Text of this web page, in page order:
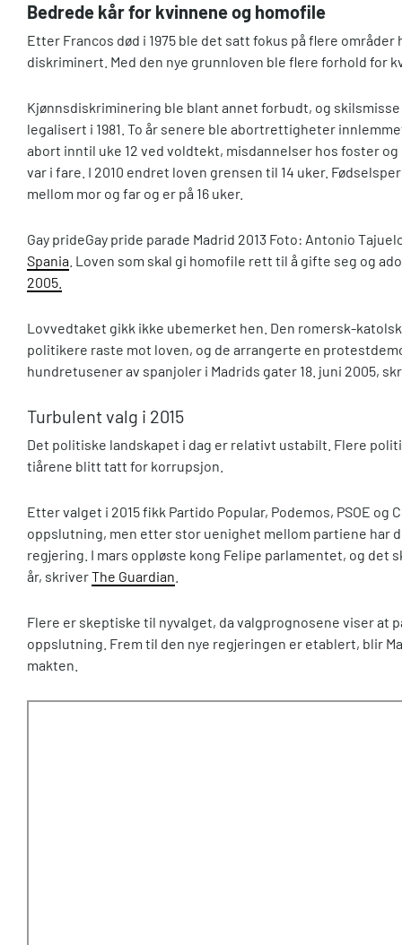
Bedrede kår for kvinnene og homofile
Etter Francos død i 1975 ble det satt fokus på flere
diskriminert. Med den nye grunnloven ble flere forhold for
Kjønnsdiskriminering ble blant annet forbudt, og
legalisert i 1981. To år senere ble abortrettigheter
abort inntil uke 12 ved voldtekt, misdannelser hos foster
var i fare. I 2010 endret loven grensen til 14 uker.
mellom mor og far og er på 16 uker.
Gay prideGay pride parade Madrid 2013 Foto: Antonio
Spania . Loven som skal gi homofile rett til å gifte seg og
2005.
Lovvedtaket gikk ikke ubemerket hen. Den romersk-
politikere raste mot loven, og de arrangerte en
hundretusener av spanjoler i Madrids gater 18. juni 2005,
Turbulent valg i 2015
Det politiske landskapet i dag er relativt ustabilt. Flere
tiårene blitt tatt for korrupsjon.
Etter valget i 2015 fikk Partido Popular, Podemos, PSOE og
oppslutning, men etter stor uenighet mellom partiene har
regjering. I mars oppløste kong Felipe parlamentet, og det
år, skriverThe Guardian
Flere er skeptiske til nyvalget, da valgprognosene viser at
oppslutning. Frem til den nye regjeringen er etablert, blir
makten.